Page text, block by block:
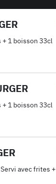
+ 1 boisson 33cl
+ 1 boisson 33cl
avec frites +